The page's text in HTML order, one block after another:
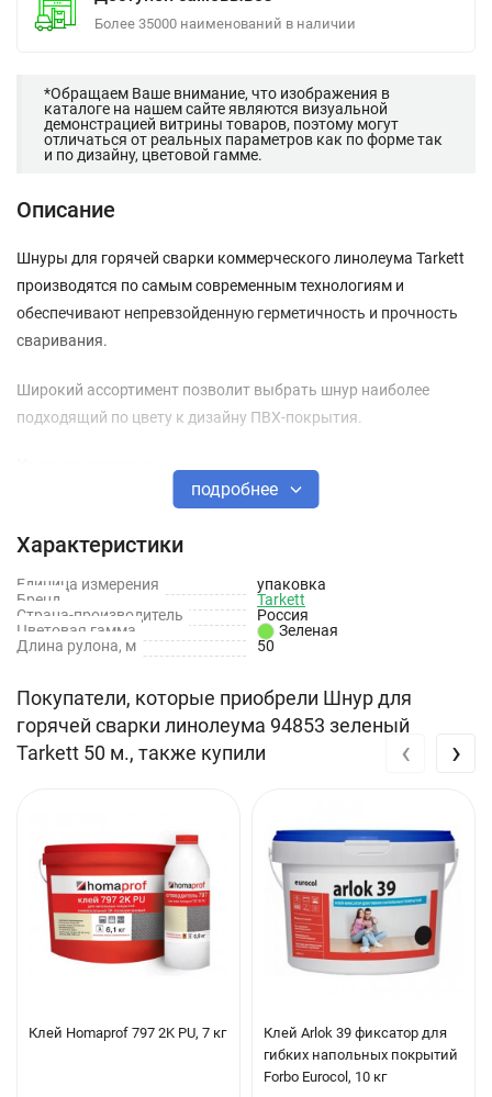
Более 35000 наименований в наличии
*Обращаем Ваше внимание, что изображения в
каталоге на нашем сайте являются визуальной
демонстрацией витрины товаров, поэтому могут
отличаться от реальных параметров как по форме так
и по дизайну, цветовой гамме.
Описание
Шнуры для горячей сварки коммерческого линолеума Tarkett
производятся по самым современным технологиям и
обеспечивают непревзойденную герметичность и прочность
сваривания.
Широкий ассортимент позволит выбрать шнур наиболее
подходящий по цвету к дизайну ПВХ-покрытия.
Диаметр: 4 мм
Цвет: Зеленый
подробнее
Характеристики
Единица измерения
упаковка
Бренд
Tarkett
Страна-производитель
Россия
Цветовая гамма
Зеленая
Длина рулона, м
50
Покупатели, которые приобрели Шнур для
горячей сварки линолеума 94853 зеленый
Tarkett 50 м., также купили
Клей Homaprof 797 2K PU, 7 кг
Клей Arlok 39 фиксатор для
гибких напольных покрытий
Forbo Eurocol, 10 кг
‹ ›